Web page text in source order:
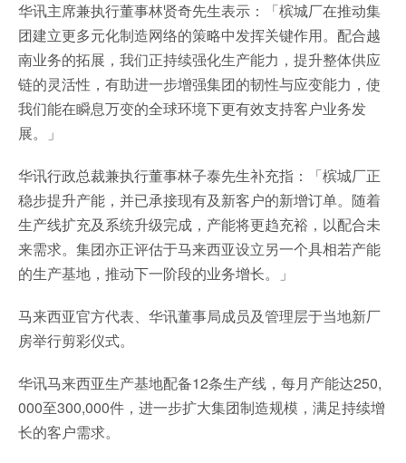
华讯主席兼执行董事林贤奇先生表示：「槟城厂在推动集
团建立更多元化制造网络的策略中发挥关键作用。配合越
南业务的拓展，我们正持续强化生产能力，提升整体供应
链的灵活性，有助进一步增强集团的韧性与应变能力，使
我们能在瞬息万变的全球环境下更有效支持客户业务发
展。」
华讯行政总裁兼执行董事林子泰先生补充指：「槟城厂正
稳步提升产能，并已承接现有及新客户的新增订单。随着
生产线扩充及系统升级完成，产能将更趋充裕，以配合未
来需求。集团亦正评估于马来西亚设立另一个具相若产能
的生产基地，推动下一阶段的业务增长。」
马来西亚官方代表、华讯董事局成员及管理层于当地新厂
房举行剪彩仪式。
华讯马来西亚生产基地配备12条生产线，每月产能达250,
000至300,000件，进一步扩大集团制造规模，满足持续增
长的客户需求。